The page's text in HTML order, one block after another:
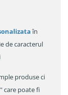
în
de caracterul
produse ci
" care poate fi